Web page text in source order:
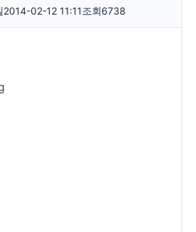
2014-02-12 11:11조회6738